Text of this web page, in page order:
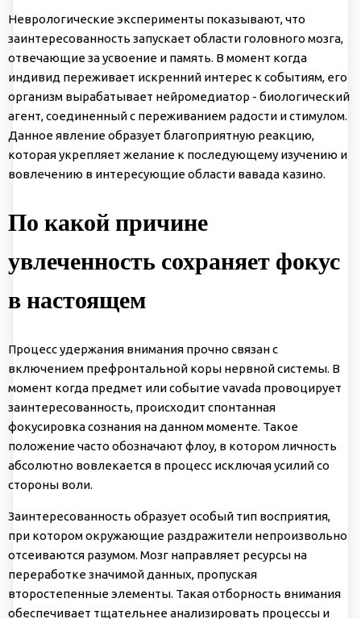
Неврологические эксперименты показывают, что
заинтересованность запускает области головного мозга,
отвечающие за усвоение и память. В момент когда
индивид переживает искренний интерес к событиям, его
организм вырабатывает нейромедиатор - биологический
агент, соединенный с переживанием радости и стимулом.
Данное явление образует благоприятную реакцию,
которая укрепляет желание к последующему изучению и
вовлечению в интересующие области вавада казино.
По какой причине
увлеченность сохраняет фокус
в настоящем
Процесс удержания внимания прочно связан с
включением префронтальной коры нервной системы. В
момент когда предмет или событие vavada провоцирует
заинтересованность, происходит спонтанная
фокусировка сознания на данном моменте. Такое
положение часто обозначают флоу, в котором личность
абсолютно вовлекается в процесс исключая усилий со
стороны воли.
Заинтересованность образует особый тип восприятия,
при котором окружающие раздражители непроизвольно
отсеиваются разумом. Мозг направляет ресурсы на
переработке значимой данных, пропуская
второстепенные элементы. Такая отборность внимания
обеспечивает тщательнее анализировать процессы и